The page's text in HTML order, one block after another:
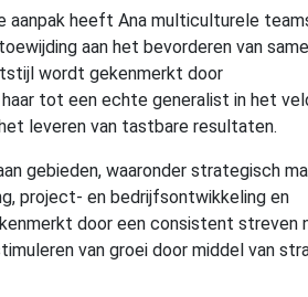
aanpak heeft Ana multiculturele
aan het bevorderen van
wordt gekenmerkt door
tot een echte generalist in het
leveren van tastbare resultaten.
gebieden, waaronder strategisch
project- en bedrijfsontwikkeling en
door een consistent streven
van groei door middel van